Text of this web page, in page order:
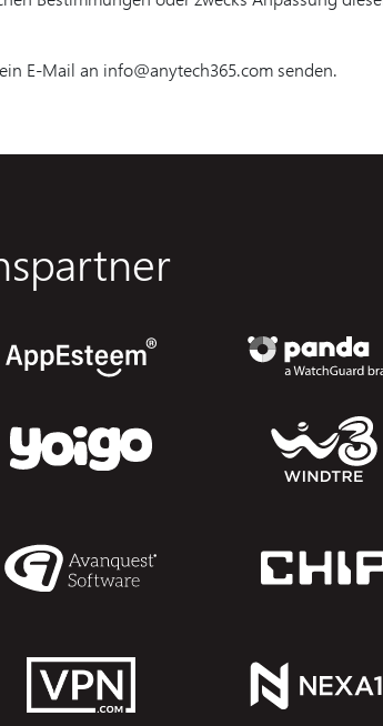
E-Mail an info@anytech365.com senden.